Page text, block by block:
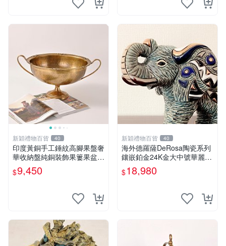
新穎禮物百貨 40
印度黃銅手工錘紋高腳果盤奢
華收納盤純銅裝飾果簍果盆大
號
$9,450
新穎禮物百貨 40
海外德羅薩DeRosa陶瓷系列
鑲嵌鉑金24K金大中號華麗大
象擺件
$18,980